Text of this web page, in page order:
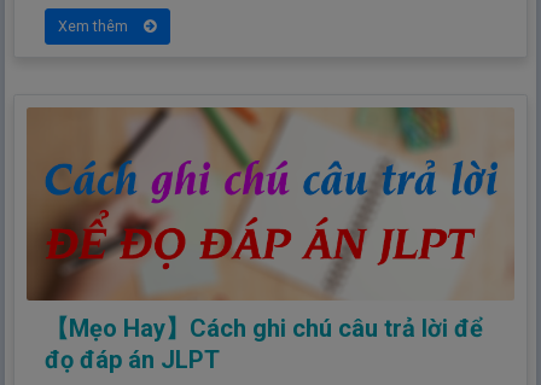
Xem thêm
【Mẹo Hay】Cách ghi chú câu trả lời để
đọ đáp án JLPT